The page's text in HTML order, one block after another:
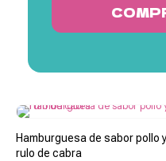
Hamburguesa de sabor pollo y
rulo de cabra
Pizza